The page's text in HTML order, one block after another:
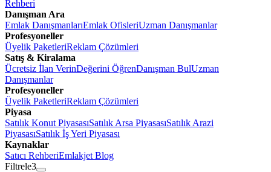
Rehberi
Danışman Ara
Emlak DanışmanlarıEmlak OfisleriUzman Danışmanlar
Profesyoneller
Üyelik PaketleriReklam Çözümleri
Satış & Kiralama
Ücretsiz İlan VerinDeğerini ÖğrenDanışman BulUzman
Danışmanlar
Profesyoneller
Üyelik PaketleriReklam Çözümleri
Piyasa
Satılık Konut PiyasasıSatılık Arsa PiyasasıSatılık Arazi
PiyasasıSatılık İş Yeri Piyasası
Kaynaklar
Satıcı RehberiEmlakjet Blog
Filtrele3